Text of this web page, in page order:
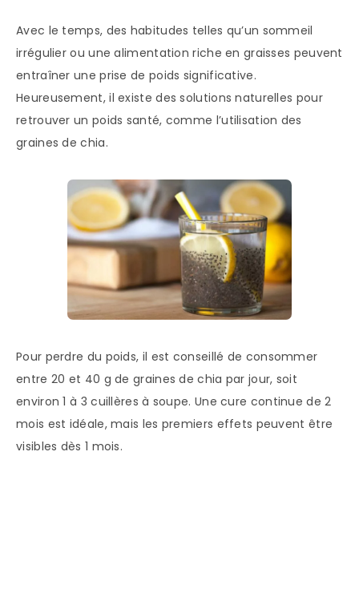
Avec le temps, des habitudes telles qu’un sommeil
irrégulier ou une alimentation riche en graisses peuvent
entraîner une prise de poids significative.
Heureusement, il existe des solutions naturelles pour
retrouver un poids santé, comme l’utilisation des
graines de chia.
Pour perdre du poids, il est conseillé de consommer
entre 20 et 40 g de graines de chia par jour, soit
environ 1 à 3 cuillères à soupe. Une cure continue de 2
mois est idéale, mais les premiers effets peuvent être
visibles dès 1 mois.